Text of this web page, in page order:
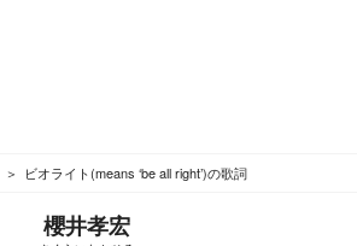
ビオライト(means ‘be all right’)の歌詞
櫻井孝宏